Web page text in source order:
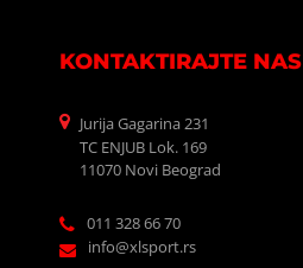
KONTAKTIRAJTE NAS
Jurija Gagarina 231
TC ENJUB Lok. 169
11070 Novi Beograd
011 328 66 70
info@xlsport.rs